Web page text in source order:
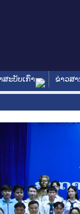
ສະບັບເກົ່າ ຂ່າວສ